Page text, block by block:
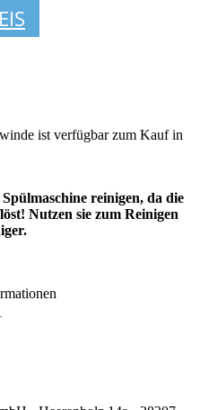
ist verfügbar zum Kauf in
reinigen, da die
Nutzen sie zum Reinigen